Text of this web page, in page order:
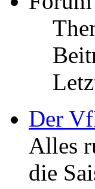
Der
Alles
die